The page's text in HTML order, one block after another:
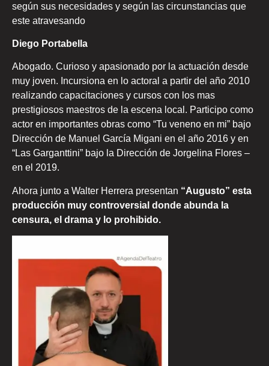
según sus necesidades y según las circunstancias que
este atravesando
Diego Portabella
Abogado. Curioso y apasionado por la actuación desde
muy joven. Incursiona en lo actoral a partir del año 2010
realizando capacitaciones y cursos con los mas
prestigiosos maestros de la escena local. Participo como
actor en importantes obras como “Tu veneno en mi” bajo
Dirección de Manuel García Migani en el año 2016 y en
“Las Garganttini” bajo la Dirección de Jorgelina Flores –
en el 2019.
Ahora junto a Walter Herrera presentan “Augusto” esta
producción muy controversial donde abunda la
censura, el drama y lo prohibido.